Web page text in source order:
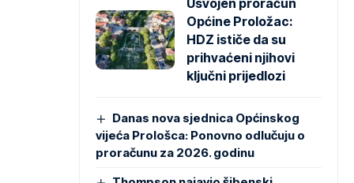
Usvojen proračun
Općine Proložac:
HDZ ističe da su
prihvaćeni njihovi
ključni prijedlozi
Danas nova sjednica Općinskog
vijeća Prološca: Ponovno odlučuju o
proračunu za 2026. godinu